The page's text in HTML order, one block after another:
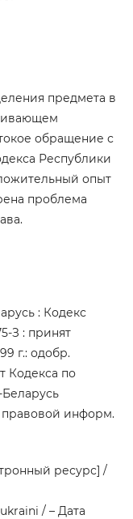
предмета в
обращение с
Республики
опыт
проблема
: Кодекс
З : принят
г.: одобр.
Кодекса по
Беларусь
информ.
ресурс] /
/ – Дата